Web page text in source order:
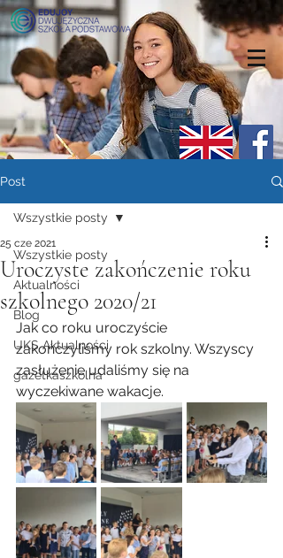
Post
Wszystkie posty
Aktualności
Blog
UKS Aktualności
gazetkaszkolna
Wszystkie posty
Uroczyste zakończenie roku
szkolnego 2020/21
25 cze 2021
Jak co roku uroczyście
zakończyliśmy rok szkolny. Wszyscy
zasłużenie udaliśmy się na
wyczekiwane wakacje.